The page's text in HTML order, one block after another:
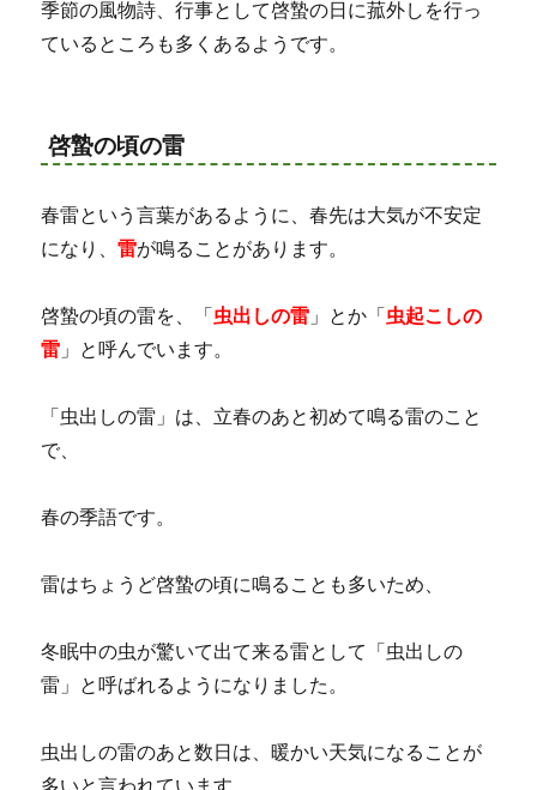
季節の風物詩、行事として啓蟄の日に菰外しを行っ
ているところも多くあるようです。
啓蟄の頃の雷
春雷という言葉があるように、春先は大気が不安定
になり、雷が鳴ることがあります。
啓蟄の頃の雷を、「 虫出しの雷 」とか「 虫起こしの
雷 」と呼んでいます。
「虫出しの雷」は、立春のあと初めて鳴る雷のこと
で、
春の季語です。
雷はちょうど啓蟄の頃に鳴ることも多いため、
冬眠中の虫が驚いて出て来る雷として「虫出しの
雷」と呼ばれるようになりました。
虫出しの雷のあと数日は、暖かい天気になることが